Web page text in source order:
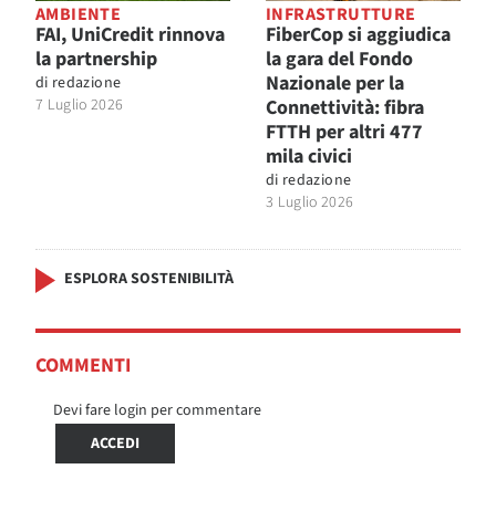
AMBIENTE
FAI, UniCredit rinnova
la partnership
di redazione
7 Luglio 2026
INFRASTRUTTURE
FiberCop si aggiudica
la gara del Fondo
Nazionale per la
Connettività: fibra
FTTH per altri 477
mila civici
di redazione
3 Luglio 2026
ESPLORA SOSTENIBILITÀ
COMMENTI
Devi fare login per commentare
ACCEDI